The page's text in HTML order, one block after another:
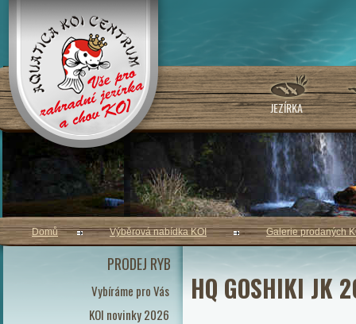
JEZÍRKA
PRODEJ RYB
Vybíráme pro Vás
KOI novinky 2026
Domů Výběrová nabídka KOI Galerie prodaných
HQ GOSHIKI JK